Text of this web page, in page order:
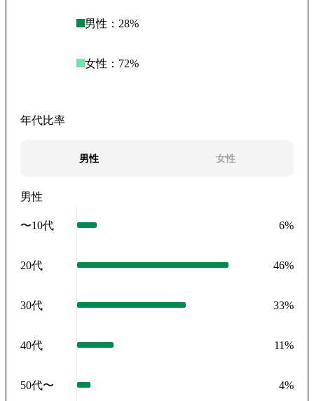
男性： 28%
女性： 72%
年代比率
男性 女性
男性
〜10代 6%
20代 46%
30代 33%
40代 11%
50代〜 4%